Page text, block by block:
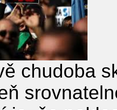
chudoba